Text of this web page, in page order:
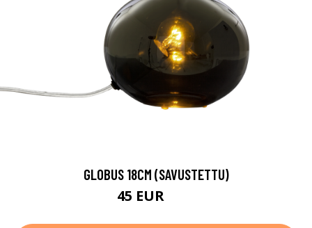
GLOBUS 18CM (SAVUSTETTU)
45 EUR